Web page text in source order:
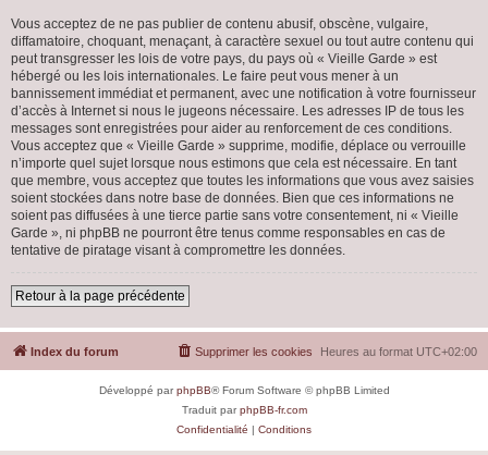
Vous acceptez de ne pas publier de contenu abusif, obscène, vulgaire,
diffamatoire, choquant, menaçant, à caractère sexuel ou tout autre contenu qui
peut transgresser les lois de votre pays, du pays où « Vieille Garde » est
hébergé ou les lois internationales. Le faire peut vous mener à un
bannissement immédiat et permanent, avec une notification à votre fournisseur
d’accès à Internet si nous le jugeons nécessaire. Les adresses IP de tous les
messages sont enregistrées pour aider au renforcement de ces conditions.
Vous acceptez que « Vieille Garde » supprime, modifie, déplace ou verrouille
n’importe quel sujet lorsque nous estimons que cela est nécessaire. En tant
que membre, vous acceptez que toutes les informations que vous avez saisies
soient stockées dans notre base de données. Bien que ces informations ne
soient pas diffusées à une tierce partie sans votre consentement, ni « Vieille
Garde », ni phpBB ne pourront être tenus comme responsables en cas de
tentative de piratage visant à compromettre les données.
Retour à la page précédente
Index du forum Heures au format UTC+02:00
Supprimer les cookies
Développé parphpBB® Forum Software © phpBB Limited
Traduit parphpBB-fr.com
Confidentialité | Conditions